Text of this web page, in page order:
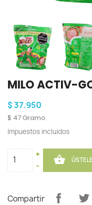
MILO ACTIV-
$ 37.950
$ 47 Gramo
Impuestos incluidos
+
-

Compartir